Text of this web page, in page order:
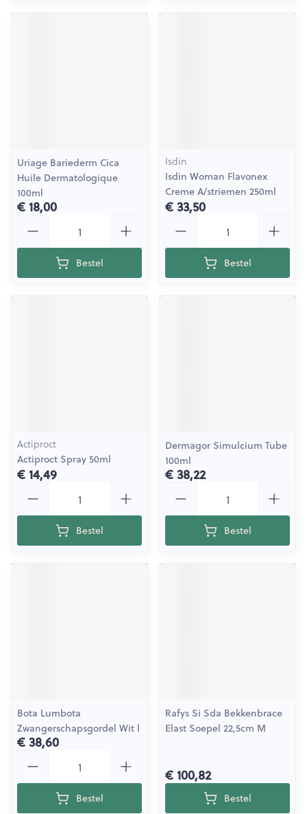
Uriage Bariederm Cica
Huile Dermatologique
100ml
€ 18,00
Bestel
Isdin
Isdin Woman Flavonex
Creme A/striemen 250ml
€ 33,50
Bestel
Actiproct
Actiproct Spray 50ml
€ 14,49
Bestel
Dermagor Simulcium Tube
100ml
€ 38,22
Bestel
Bota Lumbota
Zwangerschapsgordel Wit l
€ 38,60
Bestel
Rafys Si Sda Bekkenbrace
Elast Soepel 22,5cm M
€ 100,82
Bestel